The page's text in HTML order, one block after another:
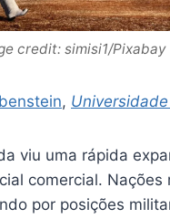
credit: simisi1/Pixabay
,
viu uma rápida
comercial. Nações
por posições